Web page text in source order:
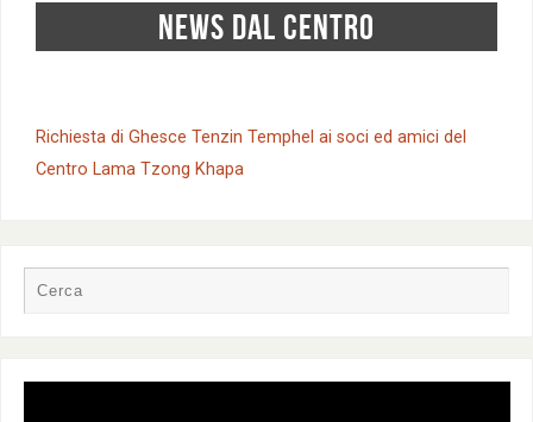
NEWS DAL CENTRO
Richiesta di Ghesce Tenzin Temphel ai soci ed amici del
Centro Lama Tzong Khapa